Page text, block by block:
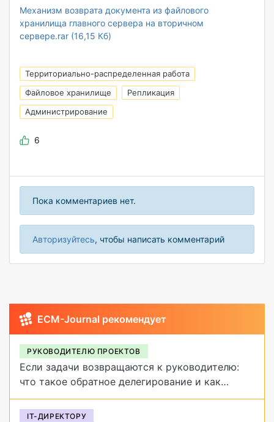
Механизм возврата документа из файлового
хранилища главного сервера на вторичном
сервере.rar (16,15 Кб)
Территориально-распределенная работа
Файловое хранилище
Репликация
Администрирование
6
Пока комментариев нет.
Авторизуйтесь, чтобы написать комментарий
ECM-Journal рекомендует
РУКОВОДИТЕЛЮ ПРОЕКТОВ
Если задачи возвращаются к руководителю:
что такое обратное делегирование и как
от него избавиться
IT-ДИРЕКТОРУ